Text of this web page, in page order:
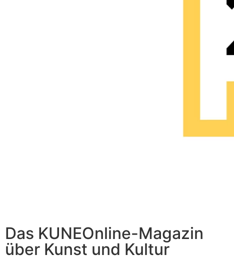
Das KUNEOnline-Magazin
über Kunst und Kultur